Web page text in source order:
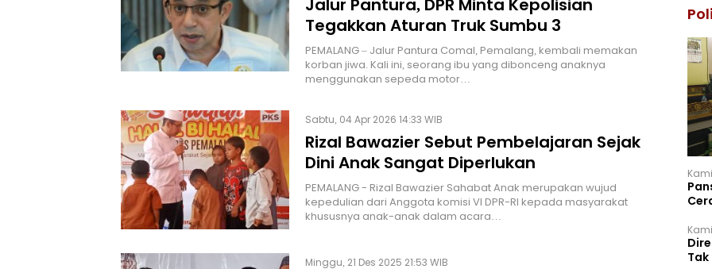
Jalur Pantura, DPR Minta Kepolisian
Tegakkan Aturan Truk Sumbu 3
PEMALANG – Jalur Pantura Comal, Pemalang, kembali memakan
korban jiwa. Kali ini, seorang ibu yang dibonceng anaknya
menggunakan sepeda motor…
Sabtu, 04 Apr 2026 14:33 WIB
Rizal Bawazier Sebut Pembelajaran Sejak
Dini Anak Sangat Diperlukan
PEMALANG - Rizal Bawazier Sahabat Anak merupakan wujud
kepedulian dari Anggota komisi VI DPR-RI kepada masyarakat
khususnya anak-anak dalam acara…
Minggu, 21 Des 2025 21:53 WIB